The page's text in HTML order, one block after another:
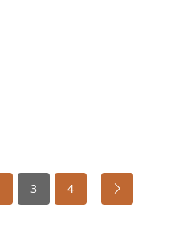
3 4